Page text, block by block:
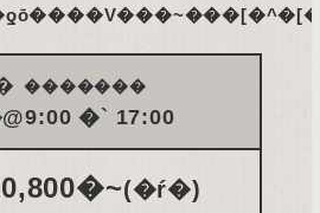
�������
�` 17:00
(�ŕ�)